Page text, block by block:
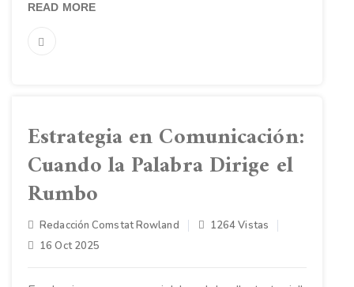
READ MORE
Estrategia en Comunicación:
Cuando la Palabra Dirige el
Rumbo
Redacción Comstat Rowland
1264 Vistas
16 Oct 2025